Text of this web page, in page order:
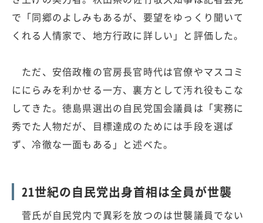
で「同郷のよしみもあるが、要望をゆっくり聞いて
くれる人情家で、地方行政に詳しい」と評価した。
ただ、安倍政権の官房長官時代は官僚やマスコミ
ににらみを利かせる一方、裏方として汚れ役もこな
してきた。徳島県選出の自民党国会議員は「実務に
秀でた人物だが、目標達成のためには手段を選ば
ず、冷徹な一面もある」と述べた。
21世紀の自民党出身首相は全員が世襲
菅氏が自民党内で異彩を放つのは世襲議員でない